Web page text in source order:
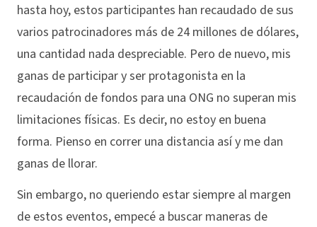
hasta hoy, estos participantes han recaudado de sus
varios patrocinadores más de 24 millones de dólares,
una cantidad nada despreciable. Pero de nuevo, mis
ganas de participar y ser protagonista en la
recaudación de fondos para una ONG no superan mis
limitaciones físicas. Es decir, no estoy en buena
forma. Pienso en correr una distancia así y me dan
ganas de llorar.
Sin embargo, no queriendo estar siempre al margen
de estos eventos, empecé a buscar maneras de